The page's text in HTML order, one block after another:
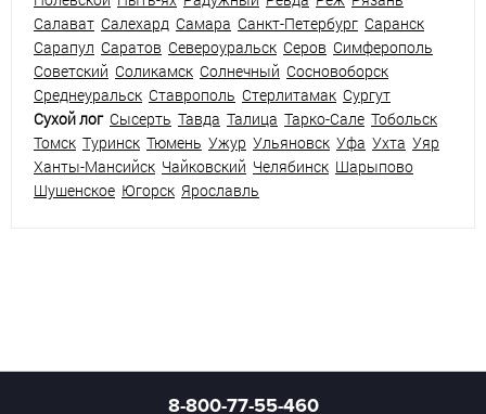
Салават Салехард Самара Санкт-Петербург Саранск
Сарапул Саратов Североуральск Серов Симферополь
Советский Соликамск Солнечный Сосновоборск
Среднеуральск Ставрополь Стерлитамак Сургут
Сухой лог Сысерть Тавда Талица Тарко-Сале Тобольск
Томск Туринск Тюмень Ужур Ульяновск Уфа Ухта Уяр
Ханты-Мансийск Чайковский Челябинск Шарыпово
Шушенское Югорск Ярославль
8-800-77-55-460